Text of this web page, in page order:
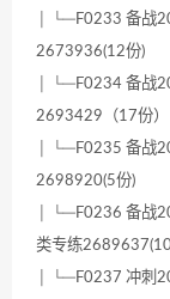
│ └─F0233 备战
2673936(12份)
│ └─F0234 备战
2693429（17份）
│ └─F0235 备战
2698920(5份)
│ └─F0236 备战
类专练
│ └─F0237 冲刺